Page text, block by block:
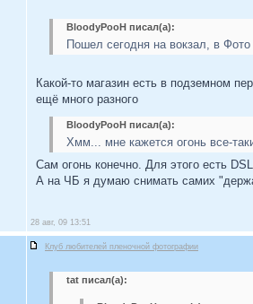
BloodyPooH писал(а):
Пошел сегодня на вокзал, в
Какой-то магазин есть в подземном
ещё много разного
BloodyPooH писал(а):
Хмм... мне кажется огонь все-
Сам огонь конечно. Для этого есть
А на ЧБ я думаю снимать самих
28 авг, 09 13:51
Клуб любителей пленочной фотографии
tat писал(а):